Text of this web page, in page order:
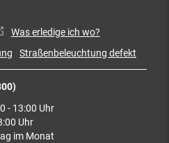
- 13:00 Uhr
Uhr
im Monat
Was erledige ich wo?
Straßenbeleuchtung defekt